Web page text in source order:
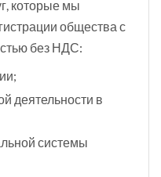
которые мы
общества с
без НДС:
деятельности в
системы